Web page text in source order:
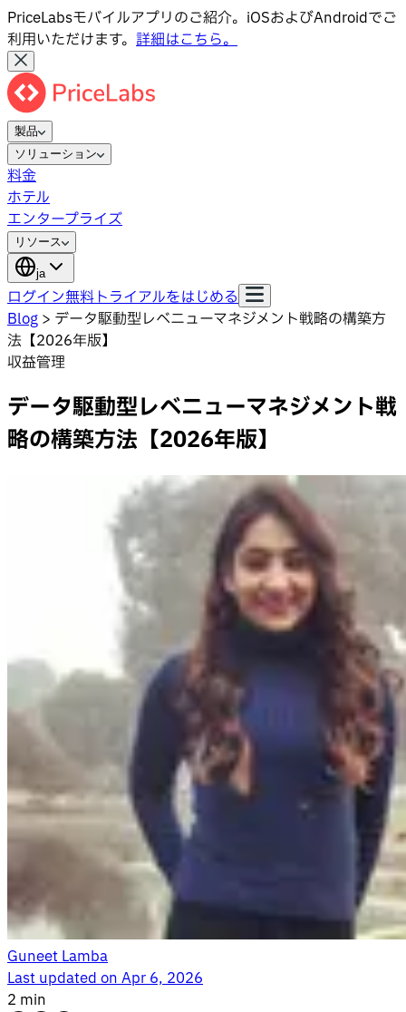
PriceLabsモバイルアプリのご紹介。iOSおよびAndroidでご
利用いただけます。 詳細はこちら。
製品
ソリューション
料金
ホテル
エンタープライズ
リソース
ja
ログイン無料トライアルをはじめる
Blog > データ駆動型レベニューマネジメント戦略の構築方
法【2026年版】
収益管理
データ駆動型レベニューマネジメント戦
略の構築方法【2026年版】
Guneet Lamba
Last updated onApr 6, 2026
2 min